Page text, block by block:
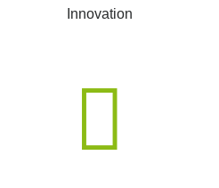
Innovation